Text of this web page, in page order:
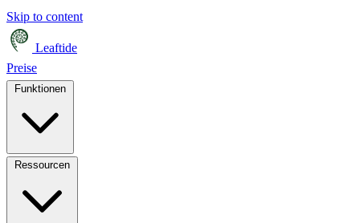
Skip to content
Leaftide
Preise